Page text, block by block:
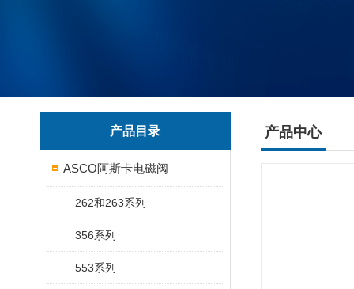
产品目录
ASCO阿斯卡电磁阀
262和263系列
356系列
553系列
产品中心